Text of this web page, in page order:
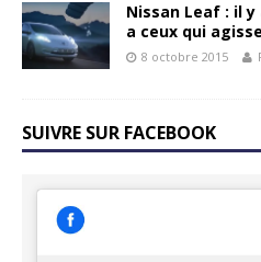
Nissan Leaf : il
a ceux qui
8 octobre 2015
SUIVRE SUR FACEBOOK